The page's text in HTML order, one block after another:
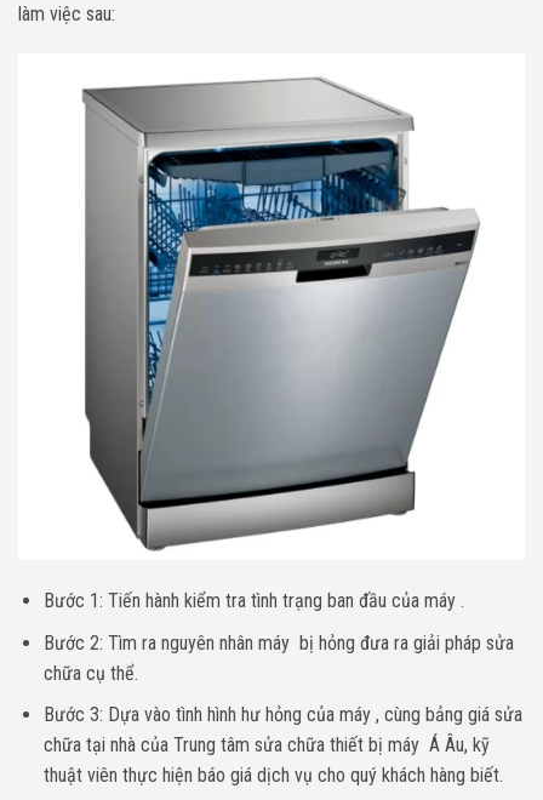
làm việc sau:
Bước 1: Tiến hành kiểm tra tình trạng ban đầu của máy .
Bước 2: Tìm ra nguyên nhân máy bị hỏng đưa ra giải pháp sửa
chữa cụ thể.
Bước 3: Dựa vào tình hình hư hỏng của máy , cùng bảng giá sửa
chữa tại nhà của Trung tâm sửa chữa thiết bị máy Á Âu, kỹ
thuật viên thực hiện báo giá dịch vụ cho quý khách hàng biết.